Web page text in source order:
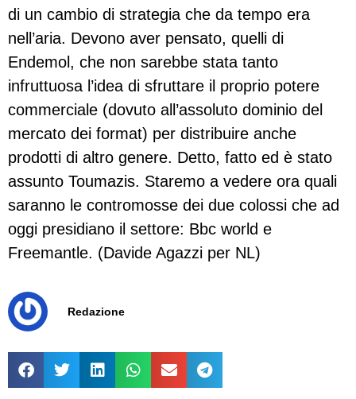
di un cambio di strategia che da tempo era
nell’aria. Devono aver pensato, quelli di
Endemol, che non sarebbe stata tanto
infruttuosa l’idea di sfruttare il proprio potere
commerciale (dovuto all’assoluto dominio del
mercato dei format) per distribuire anche
prodotti di altro genere. Detto, fatto ed è stato
assunto Toumazis. Staremo a vedere ora quali
saranno le contromosse dei due colossi che ad
oggi presidiano il settore: Bbc world e
Freemantle. (Davide Agazzi per NL)
Redazione